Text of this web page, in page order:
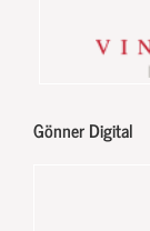
Gönner Digital